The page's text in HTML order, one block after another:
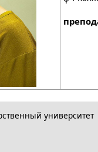
университет